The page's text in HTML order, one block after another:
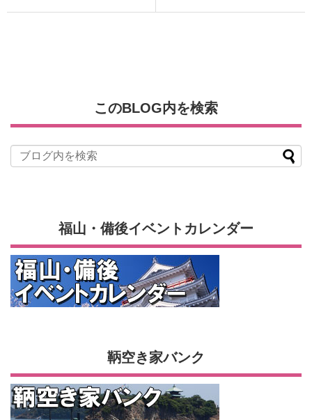
このBLOG内を検索
福山・備後イベントカレンダー
鞆空き家バンク